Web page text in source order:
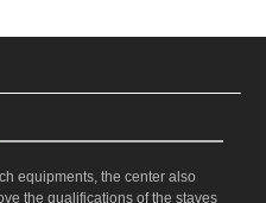
equipments, the center also
the qualifications of the staves